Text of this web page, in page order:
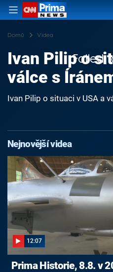
Domů Videa
Failed
Ivan Pilip o
válce s
Ivan Pilip o situaci v USA a
Nejnovější videa
12:07
Prima Historie, 8.8. v